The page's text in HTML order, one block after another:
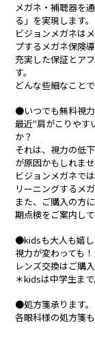
メガネ・補聴器を
る」を実現します。
ビジョンメガネは
プするメガネ保険
充実した保証とア
す。
どんな些細なこと
●いつでも無料視力
最近"肩がこりやす
か？
それは、視力の低
が原因かもしれませ
ビジョンメガネで
リーニングするメ
また、ご購入の方
期点検をご案内して
●kidsも大人も嬉
視力が変わっても！
レンズ交換はご購
＊kidsは中学生まで
●処方箋承ります。
各眼科様の処方箋も